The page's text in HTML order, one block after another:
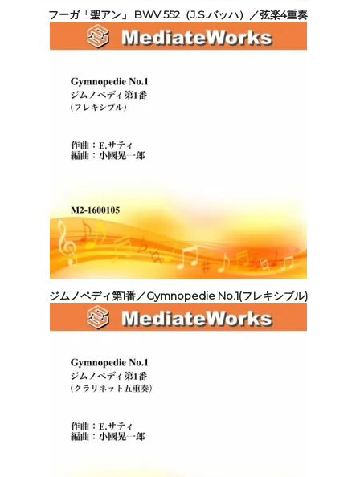
フーガ「聖アン」 BWV 552（J.S.バッハ）／弦楽4重奏
2,200円(税込)
ジムノペディ第1番／Gymnopedie No.1(フレキシブル)
2,200円(税込)